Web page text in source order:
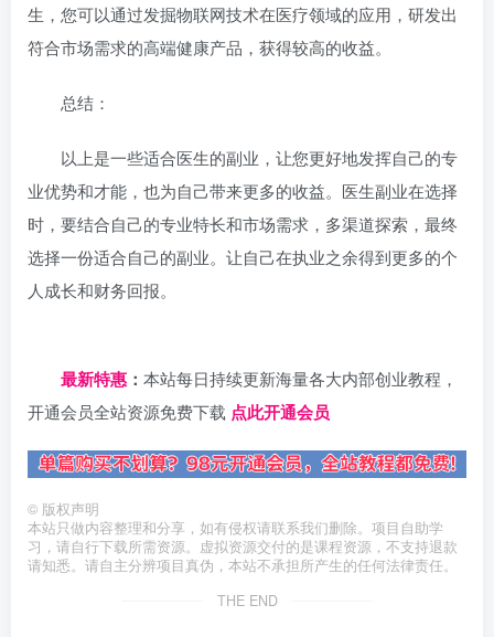
生，您可以通过发掘物联网技术在医疗领域的应用，研发出
符合市场需求的高端健康产品，获得较高的收益。
总结：
以上是一些适合医生的副业，让您更好地发挥自己的专
业优势和才能，也为自己带来更多的收益。医生副业在选择
时，要结合自己的专业特长和市场需求，多渠道探索，最终
选择一份适合自己的副业。让自己在执业之余得到更多的个
人成长和财务回报。
最新特惠 ： 本站每日持续更新海量各大内部创业教程，
开通会员全站资源免费下载 点此开通会员
© 版权声明
本站只做内容整理和分享，如有侵权请联系我们删除。项目自助学
习，请自行下载所需资源。虚拟资源交付的是课程资源，不支持退款
请知悉。请自主分辨项目真伪，本站不承担所产生的任何法律责任。
THE END